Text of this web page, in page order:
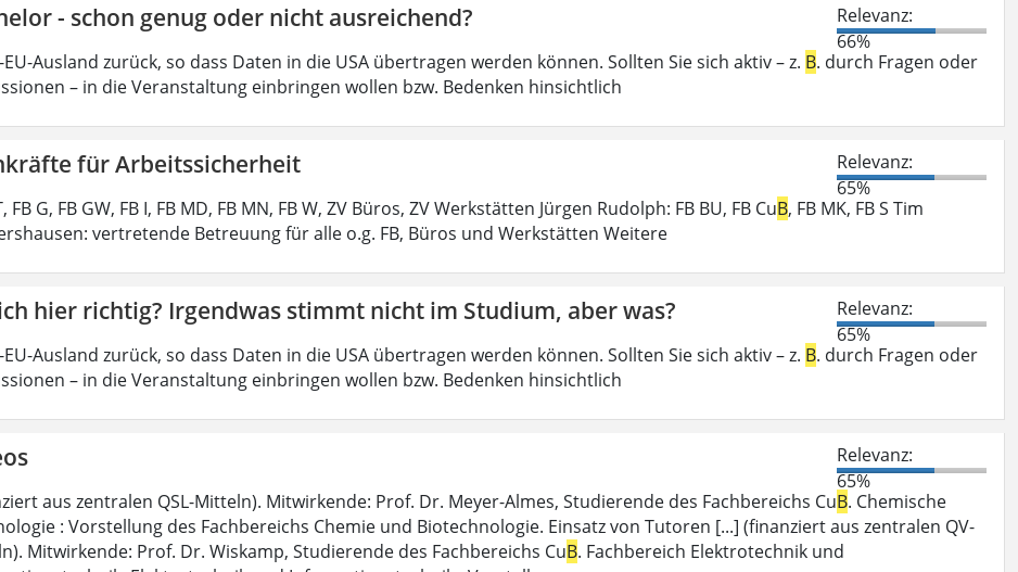
- schon genug oder nicht ausreichend?
Relevanz:
66%
Ausland zurück, so dass Daten in die USA übertragen werden können. Sollten Sie sich aktiv – z. B. durch Fragen oder
– in die Veranstaltung einbringen wollen bzw. Bedenken hinsichtlich
für Arbeitssicherheit
Relevanz:
65%
FB G, FB GW, FB I, FB MD, FB MN, FB W, ZV Büros, ZV Werkstätten Jürgen Rudolph: FB BU, FB CuB, FB MK, FB S Tim
vertretende Betreuung für alle o.g. FB, Büros und Werkstätten Weitere
hier richtig? Irgendwas stimmt nicht im Studium, aber was?
Relevanz:
65%
Ausland zurück, so dass Daten in die USA übertragen werden können. Sollten Sie sich aktiv – z. B. durch Fragen oder
– in die Veranstaltung einbringen wollen bzw. Bedenken hinsichtlich
Relevanz:
65%
aus zentralen QSL-Mitteln). Mitwirkende: Prof. Dr. Meyer-Almes, Studierende des Fachbereichs CuB. Chemische
: Vorstellung des Fachbereichs Chemie und Biotechnologie. Einsatz von Tutoren [...] (finanziert aus zentralen QV-
Mitwirkende: Prof. Dr. Wiskamp, Studierende des Fachbereichs CuB. Fachbereich Elektrotechnik und